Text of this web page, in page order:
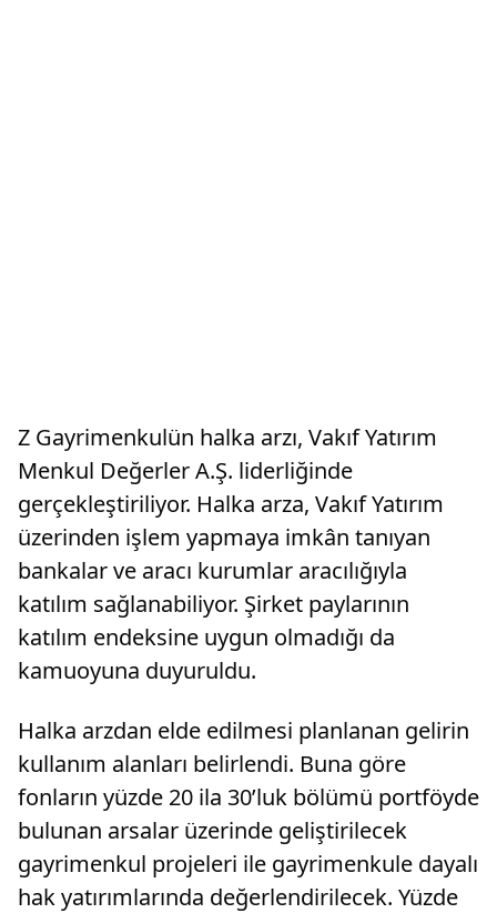
Z Gayrimenkulün halka arzı, Vakıf Yatırım
Menkul Değerler A.Ş. liderliğinde
gerçekleştiriliyor. Halka arza, Vakıf Yatırım
üzerinden işlem yapmaya imkân tanıyan
bankalar ve aracı kurumlar aracılığıyla
katılım sağlanabiliyor. Şirket paylarının
katılım endeksine uygun olmadığı da
kamuoyuna duyuruldu.
Halka arzdan elde edilmesi planlanan gelirin
kullanım alanları belirlendi. Buna göre
fonların yüzde 20 ila 30’luk bölümü portföyde
bulunan arsalar üzerinde geliştirilecek
gayrimenkul projeleri ile gayrimenkule dayalı
hak yatırımlarında değerlendirilecek. Yüzde